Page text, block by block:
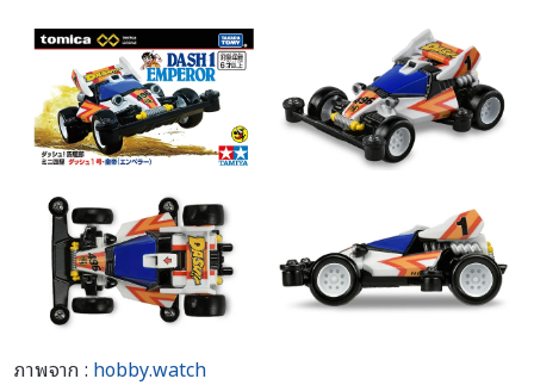
ภาพจาก : hobby.watch